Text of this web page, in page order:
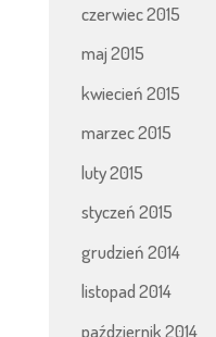
czerwiec 2015
maj 2015
kwiecień 2015
marzec 2015
luty 2015
styczeń 2015
grudzień 2014
listopad 2014
październik 2014